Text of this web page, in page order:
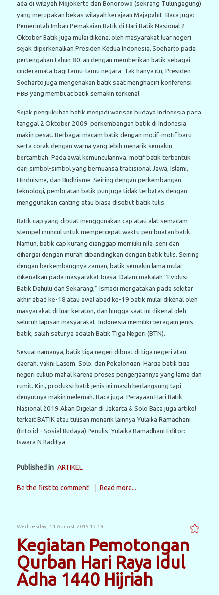
ada di wilayah Mojokerto dan Bonorowo (sekrang Tulungagung)
yang merupakan bekas wilayah kerajaan Majapahit. Baca juga:
Pemerintah Imbau Pemakaian Batik di Hari Batik Nasional 2
Oktober Batik juga mulai dikenal oleh masyarakat luar negeri
sejak diperkenalkan Presiden Kedua Indonesia, Soeharto pada
pertengahan tahun 80-an dengan memberikan batik sebagai
cinderamata bagi tamu-tamu negara. Tak hanya itu, Presiden
Soeharto juga mengenakan batik saat menghadiri konferensi
PBB yang membuat batik semakin terkenal.
Sejak pengukuhan batik menjadi warisan budaya Indonesia pada
tanggal 2 Oktober 2009, perkembangan batik di Indonesia
makin pesat. Berbagai macam batik dengan motif-motif baru
serta corak dengan warna yang lebih menarik semakin
bertambah. Pada awal kemunculannya, motif batik terbentuk
dari simbol-simbol yang bernuansa tradisional Jawa, Islami,
Hinduisme, dan Budhisme. Seiring dengan perkembangan
teknologi, pembuatan batik pun juga tidak terbatas dengan
menggunakan canting atau biasa disebut batik tulis.
Batik cap yang dibuat menggunakan cap atau alat semacam
stempel muncul untuk mempercepat waktu pembuatan batik.
Namun, batik cap kurang dianggap memiliki nilai seni dan
dihargai dengan murah dibandingkan dengan batik tulis. Seiring
dengan berkembangnya zaman, batik semakin lama mulai
dikenalkan pada masyarakat biasa. Dalam makalah “Evolusi
Batik Dahulu dan Sekarang,” Ismadi mengatakan pada sekitar
akhir abad ke-18 atau awal abad ke-19 batik mulai dikenal oleh
masyarakat di luar keraton, dan hingga saat ini dikenal oleh
seluruh lapisan masyarakat. Indonesia memiliki beragam jenis
batik, salah satunya adalah Batik Tiga Negeri (BTN).
Sesuai namanya, batik tiga negeri dibuat di tiga negeri atau
daerah, yakni Lasem, Solo, dan Pekalongan. Harga batik tiga
negeri cukup mahal karena proses pengerjaannya yang lama dan
rumit. Kini, produksi batik jenis ini masih berlangsung tapi
denyutnya makin melemah. Baca juga: Perayaan Hari Batik
Nasional 2019 Akan Digelar di Jakarta & Solo Baca juga artikel
terkait BATIK atau tulisan menarik lainnya Yulaika Ramadhani
(tirto.id - Sosial Budaya) Penulis: Yulaika Ramadhani Editor:
Iswara N Raditya
Published in ARTIKEL
Be the first to comment! Read more...
Wednesday, 14 August 2019 13:19
Kegiatan Pemotongan
Qurban Hari Raya Idul
Adha 1440 Hijriah